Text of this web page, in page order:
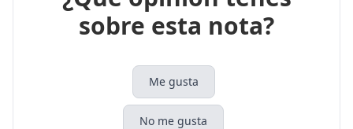
sobre esta nota?
Me gusta
No me gusta